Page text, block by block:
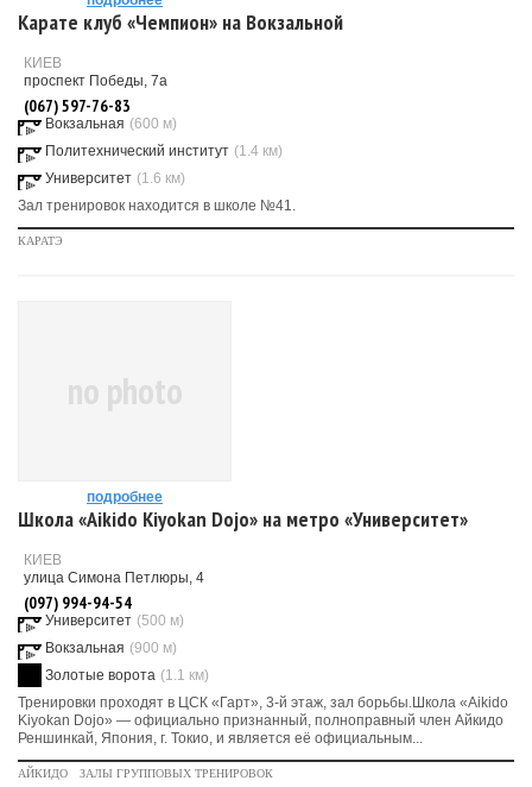
Карате клуб «Чемпион» на Вокзальной
КИЕВ
проспект Победы, 7а
(067) 597-76-83
Вокзальная (600 м)
Политехнический институт (1.4 км)
Университет (1.6 км)
Зал тренировок находится в школе №41.
КАРАТЭ
no photo
подробнее
Школа «Aikido Kiyokan Dojo» на метро «Университет»
КИЕВ
улица Симона Петлюры, 4
(097) 994-94-54
Университет (500 м)
Вокзальная (900 м)
Золотые ворота (1.1 км)
Тренировки проходят в ЦСК «Гарт», 3-й этаж, зал борьбы.Школа «Aikido
Kiyokan Dojo» — официально признанный, полноправный член Айкидо
Реншинкай, Япония, г. Токио, и является её официальным...
АЙКИДО ЗАЛЫ ГРУППОВЫХ ТРЕНИРОВОК